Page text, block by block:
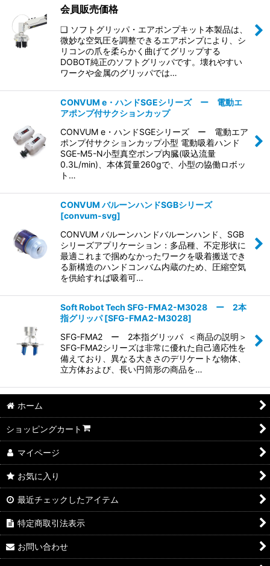
会員販売価格
❑ ソフトグリッパ・エアポンプキット本製品は、
微妙な空気圧を調整できるエアポンプにより、シ
リコンの爪を柔らかく曲げてグリップする
DOBOT純正のソフトグリッパです。壊れやすい
ワークや金属のグリッパでは…
CONVUM e・ハンドSGEシリーズ ー 電動エ
アポンプ付サクションカップ
CONVUM e・ハンドSGEシリーズ ー 電動エア
ポンプ付サクションカップ小型 電動吸着ハンド
SGE-M5-N小型真空ポンプ内臓(吸込流量
0.3L/min)、本体質量260gで、小型の協働ロボッ
ト…
CONVUM バルーンハンドSGBシリーズ
[convum-svg]
CONVUM バルーンハンドバルーンハンド、SGB
シリーズアプリケーション：多品種、不定形状に
最適これまで掴めなかったワークを吸着搬送でき
る新構造のハンドコンバム内蔵のため、圧縮空気
を供給すれば吸着可…
Soft Robot Tech SFG-FMA2-M3028 ー 2本
指グリッパ [SFG-FMA2-M3028]
SFG-FMA2 ー 2本指グリッパ ＜商品の説明＞
SFG-FMA2シリーズは非常に優れた自己適応性を
備えており、異なる大きさのデリケートな物体、
立方体および、長い円筒形の商品を…
ホーム
ショッピングカート
マイページ
お気に入り
最近チェックしたアイテム
特定商取引法表示
お問い合わせ